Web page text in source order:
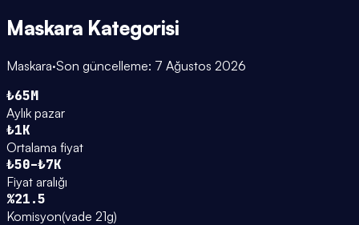
Maskara Kategorisi
Maskara·Son güncelleme: 7 Ağustos 2026
₺65M
Aylık pazar
₺1K
Ortalama fiyat
₺50–₺7K
Fiyat aralığı
%21.5
Komisyon(vade 21g)